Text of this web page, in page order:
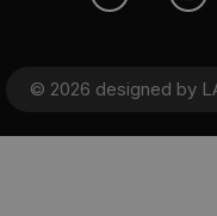
© 2026 designed by